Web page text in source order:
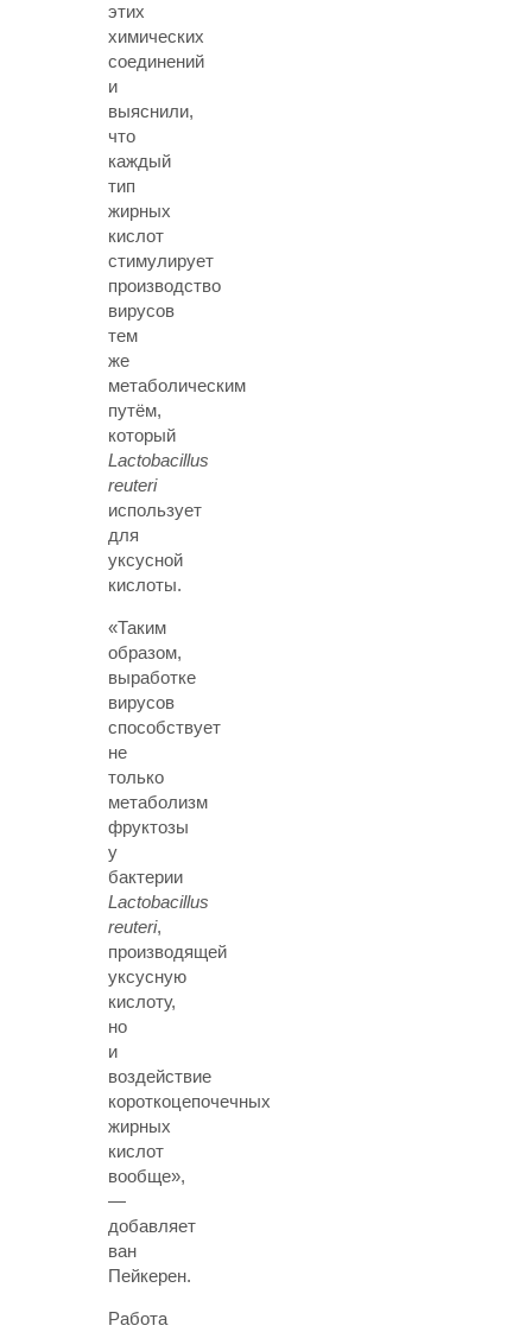
этих
химических
соединений
и
выяснили,
что
каждый
тип
жирных
кислот
стимулирует
производство
вирусов
тем
же
метаболическим
путём,
который
Lactobacillus
reuteri
использует
для
уксусной
кислоты.
«Таким
образом,
выработке
вирусов
способствует
не
только
метаболизм
фруктозы
у
бактерии
Lactobacillus
reuteri,
производящей
уксусную
кислоту,
но
и
воздействие
короткоцепочечных
жирных
кислот
вообще»,
—
добавляет
ван
Пейкерен.
Работа